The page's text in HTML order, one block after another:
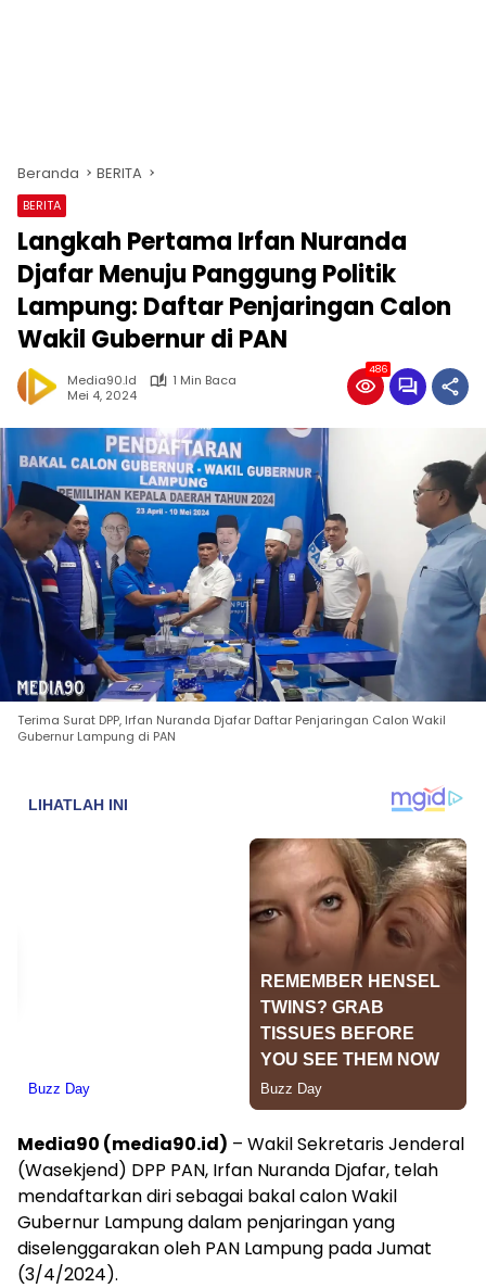
Beranda BERITA
BERITA
Langkah Pertama Irfan Nuranda
Djafar Menuju Panggung Politik
Lampung: Daftar Penjaringan Calon
Wakil Gubernur di PAN
Media90.id
1 Min Baca
Mei 4, 2024
486
Terima Surat DPP, Irfan Nuranda Djafar Daftar Penjaringan Calon Wakil
Gubernur Lampung di PAN
Media90 (media90.id) – Wakil Sekretaris Jenderal
(Wasekjend) DPP PAN, Irfan Nuranda Djafar, telah
mendaftarkan diri sebagai bakal calon Wakil
Gubernur Lampung dalam penjaringan yang
diselenggarakan oleh PAN Lampung pada Jumat
(3/4/2024).